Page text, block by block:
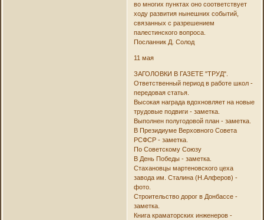
во многих пунктах оно соответствует
ходу развития нынешних событий,
связанных с разрешением
палестинского вопроса.
Посланник Д. Солод
11 мая
ЗАГОЛОВКИ В ГАЗЕТЕ "ТРУД".
Ответственный период в работе школ -
передовая статья.
Высокая награда вдохновляет на новые
трудовые подвиги - заметка.
Выполнен полугодовой план - заметка.
В Президиуме Верховного Совета
РСФСР - заметка.
По Советскому Союзу
В День Победы - заметка.
Стахановцы мартеновского цеха
завода им. Сталина (Н.Алферов) -
фото.
Строительство дорог в Донбассе -
заметка.
Книга краматорских инженеров -